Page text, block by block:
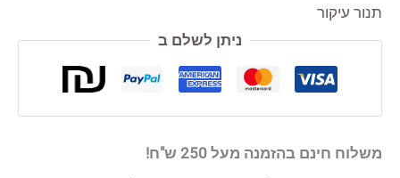
תנור עיקור
ניתן לשלם ב
משלוח חינם בהזמנה מעל 250 ש"ח!